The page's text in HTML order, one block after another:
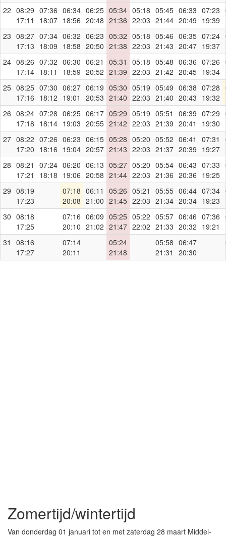
22 08:29
17:11
07:36
18:07
06:34
18:56
06:25
20:48
05:34
21:36
05:18
22:03
05:45
21:44
06:33
20:49
07:23
19:39
23 08:27
17:13
07:34
18:09
06:32
18:58
06:23
20:50
05:32
21:38
05:18
22:03
05:46
21:43
06:35
20:47
07:24
19:37
24 08:26
17:14
07:32
18:11
06:30
18:59
06:21
20:52
05:31
21:39
05:18
22:03
05:48
21:42
06:36
20:45
07:26
19:34
25 08:25
17:16
07:30
18:12
06:27
19:01
06:19
20:53
05:30
21:40
05:19
22:03
05:49
21:40
06:38
20:43
07:28
19:32
26 08:24
17:18
07:28
18:14
06:25
19:03
06:17
20:55
05:29
21:42
05:19
22:03
05:51
21:39
06:39
20:41
07:29
19:30
27 08:22
17:20
07:26
18:16
06:23
19:04
06:15
20:57
05:28
21:43
05:20
22:03
05:52
21:37
06:41
20:39
07:31
19:27
28 08:21
17:21
07:24
18:18
06:20
19:06
06:13
20:58
05:27
21:44
05:20
22:03
05:54
21:36
06:43
20:36
07:33
19:25
29 08:19
17:23
07:18
20:08
06:11
21:00
05:26
21:45
05:21
22:03
05:55
21:34
06:44
20:34
07:34
19:23
30 08:18
17:25
07:16
20:10
06:09
21:02
05:25
21:47
05:22
22:02
05:57
21:33
06:46
20:32
07:36
19:21
31
08:16
17:27
07:14
20:11
05:24
21:48
05:58
21:31
06:47
20:30
Zomertijd/wintertijd
Van donderdag 01 januari tot en met zaterdag 28 maart Middel-